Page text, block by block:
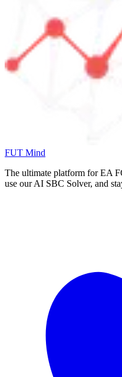
FUT Mind
The ultimate platform for EA
use our AI SBC Solver, and